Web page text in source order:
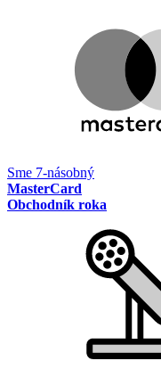
Sme 7-násobný
MasterCard
Obchodník roka